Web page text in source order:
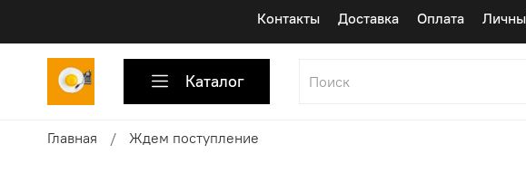
Контакты Доставка Оплата
Каталог
Главная Ждем поступление